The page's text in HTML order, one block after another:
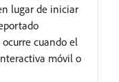
lugar de iniciar
cuando el
móvil o